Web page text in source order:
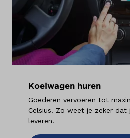
Koelwagen huren
Goederen vervoeren tot
Celsius. Zo weet je zeker dat
leveren.